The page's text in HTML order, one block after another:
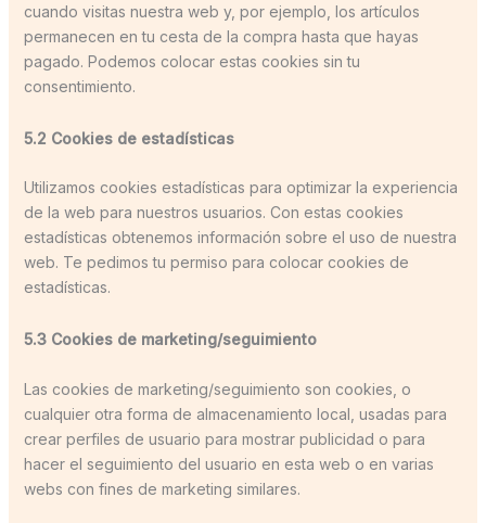
cuando visitas nuestra web y, por ejemplo, los artículos
permanecen en tu cesta de la compra hasta que hayas
pagado. Podemos colocar estas cookies sin tu
consentimiento.
5.2 Cookies de estadísticas
Utilizamos cookies estadísticas para optimizar la experiencia
de la web para nuestros usuarios. Con estas cookies
estadísticas obtenemos información sobre el uso de nuestra
web. Te pedimos tu permiso para colocar cookies de
estadísticas.
5.3 Cookies de marketing/seguimiento
Las cookies de marketing/seguimiento son cookies, o
cualquier otra forma de almacenamiento local, usadas para
crear perfiles de usuario para mostrar publicidad o para
hacer el seguimiento del usuario en esta web o en varias
webs con fines de marketing similares.